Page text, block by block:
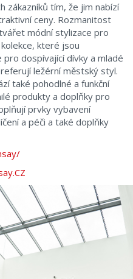
zákazníků tím, že jim nabízí
ceny. Rozmanitost
módní stylizace pro
které jsou
dospívající dívky a mladé
ležérní městský styl.
také pohodlné a funkční
produkty a doplňky pro
prvky vybavení
a péči a také doplňky